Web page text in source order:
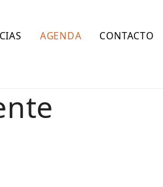
AGENDA CONTACTO